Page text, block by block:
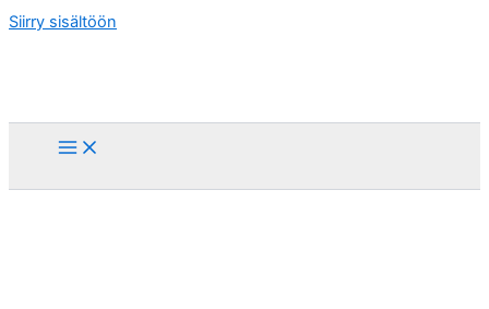
Siirry sisältöön